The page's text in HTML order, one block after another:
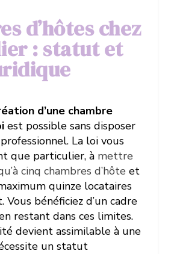
d’hôtes chez
: statut et
d’une chambre
est possible sans disposer
La loi vous
que particulier, à mettre
cinq chambres d’hôte et
quinze locataires
bénéficiez d’un cadre
restant dans ces limites.
devient assimilable à une
un statut